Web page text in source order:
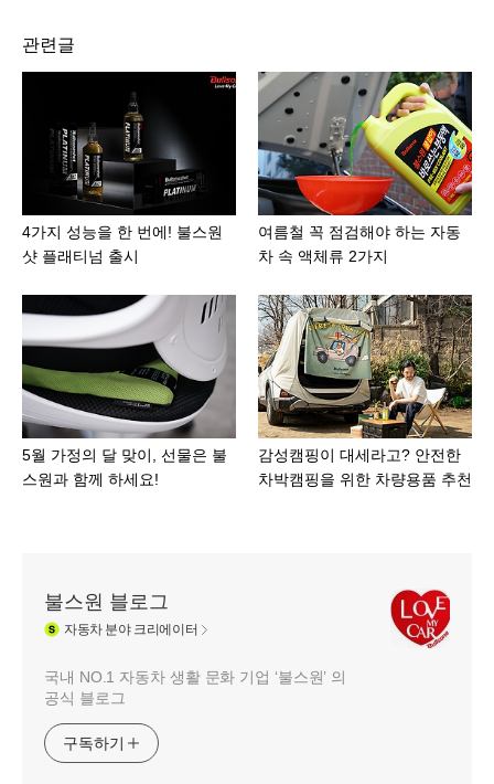
관련글
4가지 성능을 한 번에! 불스원
샷 플래티넘 출시
여름철 꼭 점검해야 하는 자동
차 속 액체류 2가지
5월 가정의 달 맞이, 선물은 불
스원과 함께 하세요!
감성캠핑이 대세라고? 안전한
차박캠핑을 위한 차량용품 추천
불스원 블로그
자동차분야 크리에이터
국내 NO.1 자동차 생활 문화 기업 ‘불스원’ 의
공식 블로그
구독하기